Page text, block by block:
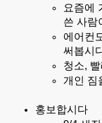
요즘에
쓴 사람
에어컨
써봅시
청소,
개인 짐
홍보합시다